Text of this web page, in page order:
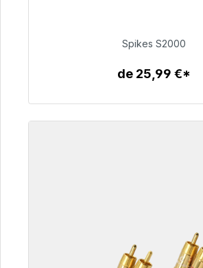
51,49 €
Spikes S2000
de 25,99 €*